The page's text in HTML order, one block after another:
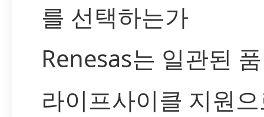
를 선택하는가
Renesas는 일관된
라이프사이클 지원